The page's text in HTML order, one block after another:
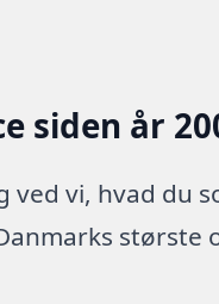
siden år
ved vi, hvad du
største